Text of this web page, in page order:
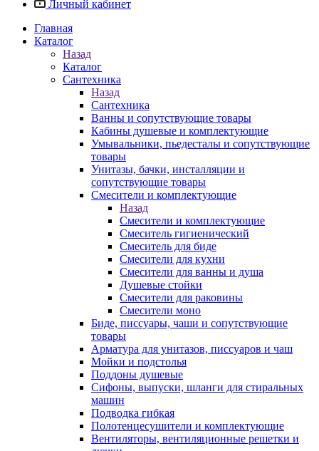
Личный кабинет
Главная
Каталог
Назад
Каталог
Сантехника
Назад
Сантехника
Ванны и сопутствующие товары
Кабины душевые и комплектующие
Умывальники, пьедесталы и сопутствующие
товары
Унитазы, бачки, инсталляции и
сопутствующие товары
Смесители и комплектующие
Назад
Смесители и комплектующие
Смеситель гигиенический
Смеситель для биде
Смесители для кухни
Смесители для ванны и душа
Душевые стойки
Смесители для раковины
Смесители моно
Биде, писсуары, чаши и сопутствующие
товары
Арматура для унитазов, писсуаров и чаш
Мойки и подстолья
Поддоны душевые
Сифоны, выпуски, шланги для стиральных
машин
Подводка гибкая
Полотенцесушители и комплектующие
Вентиляторы, вентиляционные решетки и